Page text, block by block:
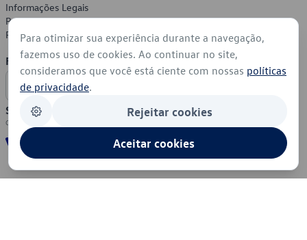
Informações Legais
Política de Privacidade
Política de Cookies
Formas de Pagamento
Segurança
Para otimizar sua experiência durante a navegação,
fazemos uso de cookies. Ao continuar no site,
consideramos que você está ciente com nossas políticas
de privacidade.
Rejeitar cookies
Aceitar cookies